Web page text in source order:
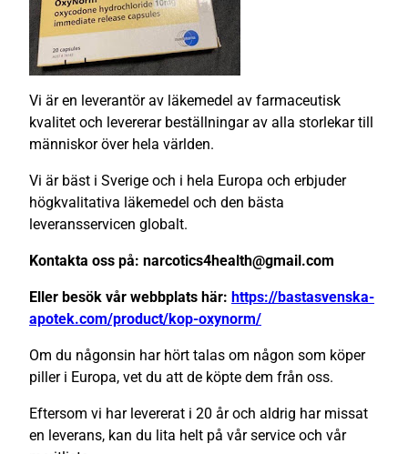
Vi är en leverantör av läkemedel av farmaceutisk
kvalitet och levererar beställningar av alla storlekar till
människor över hela världen.
Vi är bäst i Sverige och i hela Europa och erbjuder
högkvalitativa läkemedel och den bästa
leveransservicen globalt.
Kontakta oss på: narcotics4health@gmail.com
Eller besök vår webbplats här: https://bastasvenska-
apotek.com/product/kop-oxynorm/
Om du någonsin har hört talas om någon som köper
piller i Europa, vet du att de köpte dem från oss.
Eftersom vi har levererat i 20 år och aldrig har missat
en leverans, kan du lita helt på vår service och vår